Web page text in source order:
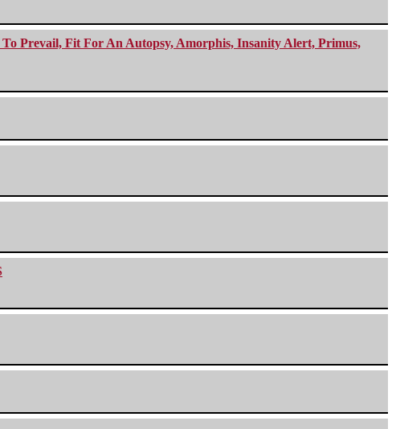
Prevail, Fit For An Autopsy, Amorphis, Insanity Alert, Primus,